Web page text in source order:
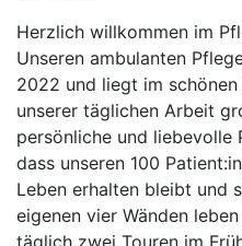
Herzlich willkommen im
Unseren ambulanten
2022 und liegt im
unserer täglichen Arbeit
persönliche und liebevolle
dass unseren 100
Leben erhalten bleibt und
eigenen vier Wänden
täglich zwei Touren im